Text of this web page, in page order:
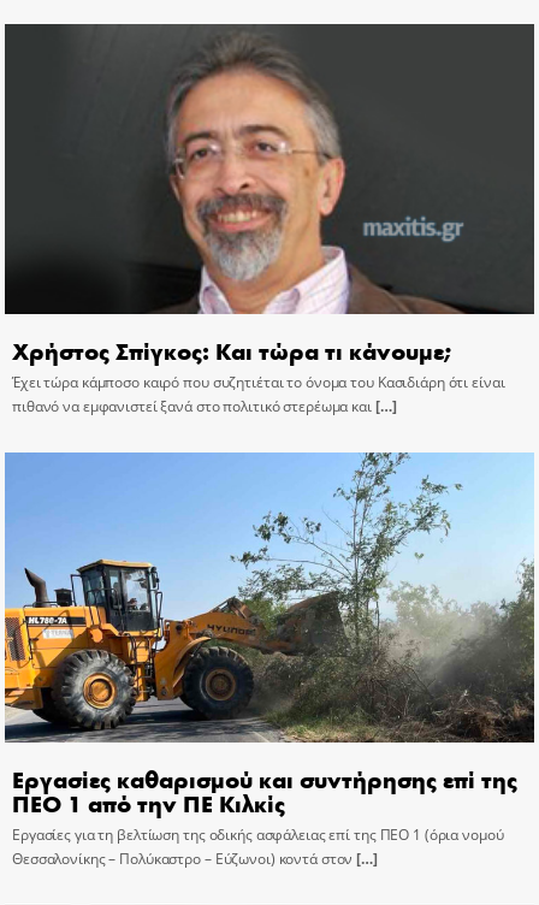
Χρήστος Σπίγκος: Και τώρα τι κάνουμε;
Έχει τώρα κάμποσο καιρό που συζητιέται το όνομα του Κασιδιάρη ότι είναι
πιθανό να εμφανιστεί ξανά στο πολιτικό στερέωμα και[…]
Εργασίες καθαρισμού και συντήρησης επί της
ΠΕΟ 1 από την ΠΕ Κιλκίς
Εργασίες για τη βελτίωση της οδικής ασφάλειας επί της ΠΕΟ 1 (όρια νομού
Θεσσαλονίκης – Πολύκαστρο – Εύζωνοι) κοντά στον […]